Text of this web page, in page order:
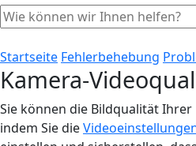
Startseite Fehlerbehebung
Kamera-
Sie können die Bildqualität
indem Sie die